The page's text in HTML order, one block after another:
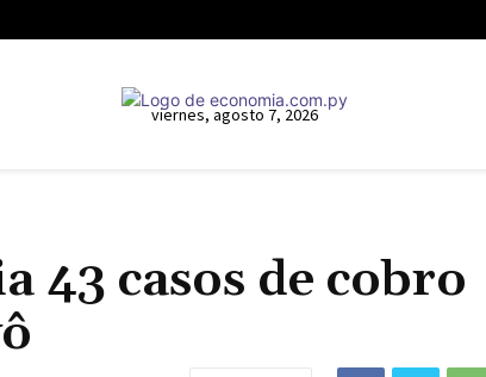
viernes, agosto 7, 2026
43 casos de cobro